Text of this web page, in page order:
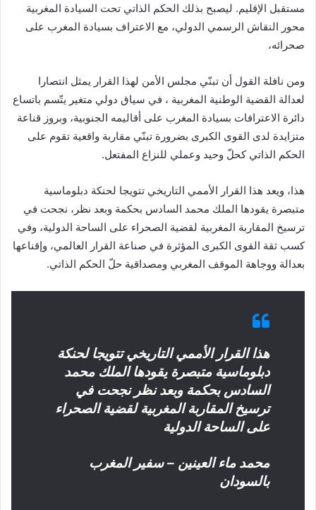
مستقبل الإقليم. ليصبح بذلك الحكم الذاتي تحت السيادة المغربية
محور النقاش الرسمي الدولي، مع الاعتراف بسيادة المغرب على
صحرائه،
ومن نافلة القول أن تبنّي مجلس الأمن لهذا القرار يمثل انتصارا
لعدالة القضية الوطنية المغربية ، في سياق دولي متغير يتّسم باتساع
دائرة الاعترافات بسيادة المغرب على أقاليمه الجنوبية، وبروز قناعة
متزايدة لدى القوى الكبرى بضرورة تبنّي مقاربة واقعية تقوم على
الحكم الذاتي كحلّ وحيد وعملي للنزاع المفتعل.
هذا، ويعد هذا القرار الأممي التاريخي تتويجا لحنكة دبلوماسية
متبصرة يقودها الملك محمد السادس بحكمة وبعد نظر، نجحت في
ترسيخ المقاربة المغربية لقضية الصحراء على الساحة الدولية، وفي
كسب ثقة القوى الكبرى المؤثرة في صناعة القرار العالمي، وإقناعها
بعدالة ووجاهة الموقف المغربي ومصداقية حلّ الحكم الذاتي.
هذا القرار الأممي التاريخي تتويجا لحنكة
دبلوماسية متبصرة يقودها الملك محمد
السادس بحكمة وبعد نظر نجحت في
ترسيخ المقاربة المغربية لقضية الصحراء
على الساحة الدولية
محمد ماء العينين – سفير المغرب
بالسودان